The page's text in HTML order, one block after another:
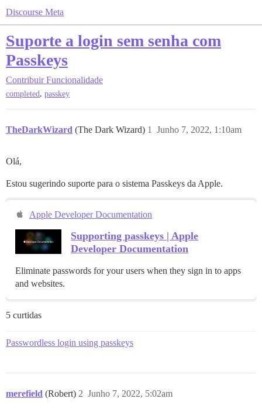
Discourse Meta
Suporte a login sem senha com
Passkeys
Contribuir Funcionalidade
completed, passkey
TheDarkWizard (The Dark Wizard) Junho 7, 2022, 1:10am
1
Olá,
Estou sugerindo suporte para o sistema Passkeys da Apple.
Apple Developer Documentation
Supporting passkeys | Apple
Developer Documentation
Eliminate passwords for your users when they sign in to apps
and websites.
5 curtidas
Passwordless login using passkeys
merefield (Robert) Junho 7, 2022, 5:02am
2